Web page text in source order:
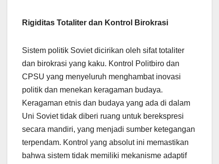
Rigiditas Totaliter dan Kontrol Birokrasi
Sistem politik Soviet dicirikan oleh sifat totaliter
dan birokrasi yang kaku. Kontrol Politbiro dan
CPSU yang menyeluruh menghambat inovasi
politik dan menekan keragaman budaya.
Keragaman etnis dan budaya yang ada di dalam
Uni Soviet tidak diberi ruang untuk berekspresi
secara mandiri, yang menjadi sumber ketegangan
terpendam. Kontrol yang absolut ini memastikan
bahwa sistem tidak memiliki mekanisme adaptif